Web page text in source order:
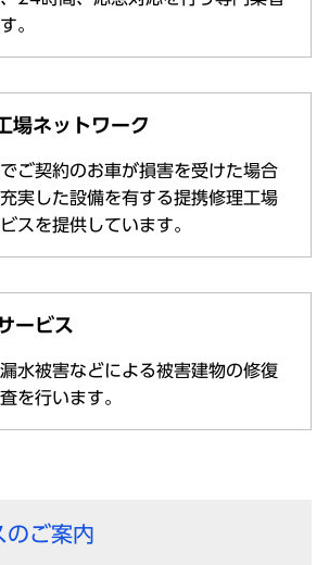
。
場ネットワーク
ご契約のお車が損害を受けた場合
実した設備を有する提携修理工場
スを提供しています。
ービス
水被害などによる被害建物の修復
を行います。
のご案内